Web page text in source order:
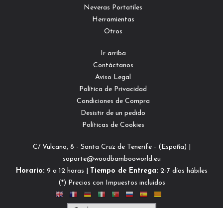
Neveras Portatiles
Herramientas
Otros
Ir arriba
Contáctanos
Aviso Legal
Política de Privacidad
Condiciones de Compra
Desistir de un pedido
Políticas de Cookies
C/ Vulcano, 8 - Santa Cruz de Tenerife - (España) |
soporte@woodbambooworld.eu
Horario: 9 a 12 horas | Tiempo de Entrega: 2-7 días hábiles
(*) Precios con Impuestos incluidos